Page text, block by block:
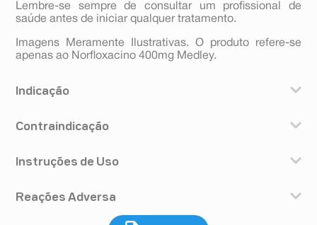
Lembre-se sempre de consultar um profissional de
saúde antes de iniciar qualquer tratamento.
Imagens Meramente Ilustrativas. O produto refere-se
apenas ao Norfloxacino 400mg Medley.
Indicação
seguintes infecções:
causada por alguns tipos de bactérias;
• febre tifoide.
O norfloxacino é indicado também para a prevenção de
infecções nos seguintes casos:
Contraindicação
hipersensibilidade a qualquer componente do produto
Instruções de Uso
uma hora antes ou duas horas depois das refeições ou
Reações Adversa
Qualquer medicamento pode apresentar efeitos